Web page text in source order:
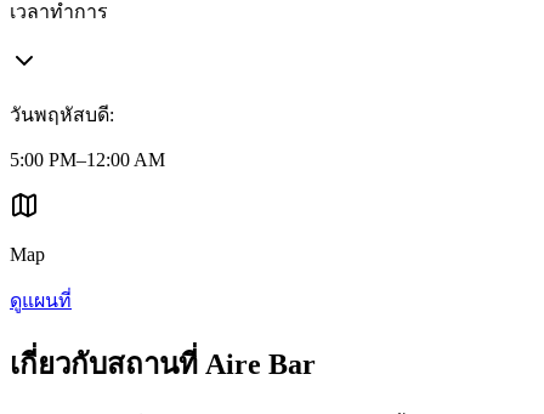
เวลาทำการ
วันพฤหัสบดี:
5:00 PM–12:00 AM
Map
ดูแผนที่
เกี่ยวกับสถานที่ Aire Bar